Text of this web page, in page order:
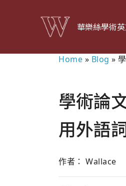
華樂絲學術
Home » Blog »
學術論
用外語
作者： Wallace